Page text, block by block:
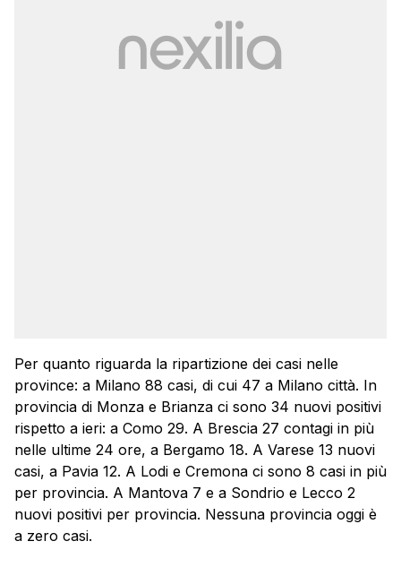
Per quanto riguarda la ripartizione dei casi nelle
province: a Milano 88 casi, di cui 47 a Milano città. In
provincia di Monza e Brianza ci sono 34 nuovi positivi
rispetto a ieri: a Como 29. A Brescia 27 contagi in più
nelle ultime 24 ore, a Bergamo 18. A Varese 13 nuovi
casi, a Pavia 12. A Lodi e Cremona ci sono 8 casi in più
per provincia. A Mantova 7 e a Sondrio e Lecco 2
nuovi positivi per provincia. Nessuna provincia oggi è
a zero casi.